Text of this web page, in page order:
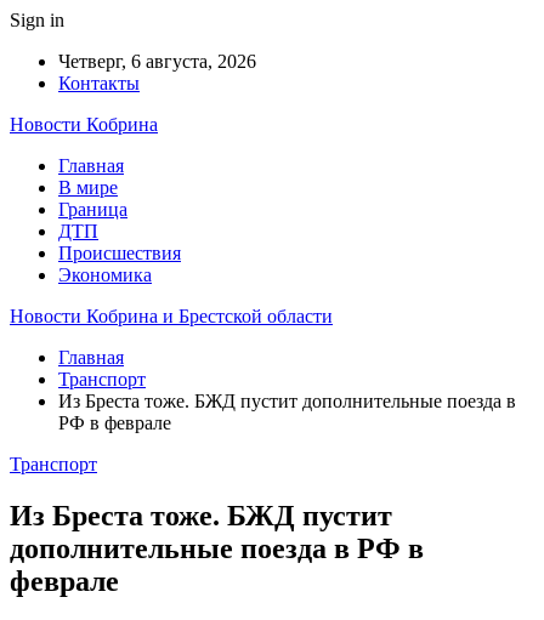
Sign in
Четверг, 6 августа, 2026
Контакты
Новости Кобрина
Главная
В мире
Граница
ДТП
Происшествия
Экономика
Новости Кобрина и Брестской области
Главная
Транспорт
Из Бреста тоже. БЖД пустит дополнительные поезда в
РФ в феврале
Транспорт
Из Бреста тоже. БЖД пустит
дополнительные поезда в РФ в
феврале